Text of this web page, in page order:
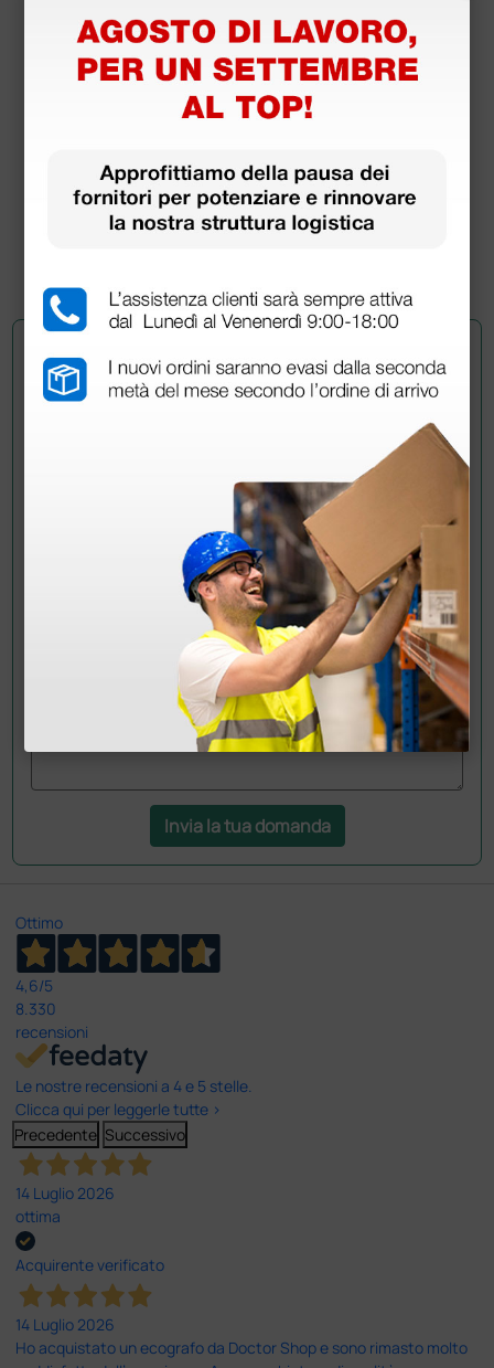
Otoscopio Heine Mini 3000 LED a luce diretta
98,40 €123,00 €
(Prezzo i.e.)
Hai ancora qualche dubbio? Vuoi ulteriori
Invia ora la tua domanda ai colleghi che hanno già
acquistato questo prodotto.
Invia la tua domanda
Ottimo
4,6/5
8.330
recensioni
Le nostre recensioni a 4 e 5 stelle.
Clicca qui per leggerle tutte >
Precedente Successivo
14 Luglio 2026
ottima
Acquirente verificato
14 Luglio 2026
Ho acquistato un ecografo da Doctor Shop e sono rimasto molto